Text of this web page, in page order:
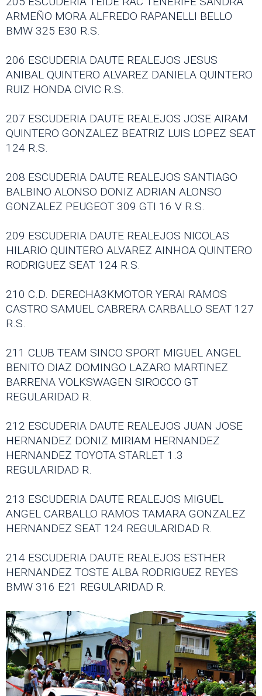
ARMEÑO MORA ALFREDO RAPANELLI BELLO
BMW 325 E30 R.S.
206 ESCUDERIA DAUTE REALEJOS JESUS
ANIBAL QUINTERO ALVAREZ DANIELA QUINTERO
RUIZ HONDA CIVIC R.S.
207 ESCUDERIA DAUTE REALEJOS JOSE AIRAM
QUINTERO GONZALEZ BEATRIZ LUIS LOPEZ SEAT
124 R.S.
208 ESCUDERIA DAUTE REALEJOS SANTIAGO
BALBINO ALONSO DONIZ ADRIAN ALONSO
GONZALEZ PEUGEOT 309 GTI 16 V R.S.
209 ESCUDERIA DAUTE REALEJOS NICOLAS
HILARIO QUINTERO ALVAREZ AINHOA QUINTERO
RODRIGUEZ SEAT 124 R.S.
210 C.D. DERECHA3KMOTOR YERAI RAMOS
CASTRO SAMUEL CABRERA CARBALLO SEAT 127
R.S.
211 CLUB TEAM SINCO SPORT MIGUEL ANGEL
BENITO DIAZ DOMINGO LAZARO MARTINEZ
BARRENA VOLKSWAGEN SIROCCO GT
REGULARIDAD R.
212 ESCUDERIA DAUTE REALEJOS JUAN JOSE
HERNANDEZ DONIZ MIRIAM HERNANDEZ
HERNANDEZ TOYOTA STARLET 1.3
REGULARIDAD R.
213 ESCUDERIA DAUTE REALEJOS MIGUEL
ANGEL CARBALLO RAMOS TAMARA GONZALEZ
HERNANDEZ SEAT 124 REGULARIDAD R.
214 ESCUDERIA DAUTE REALEJOS ESTHER
HERNANDEZ TOSTE ALBA RODRIGUEZ REYES
BMW 316 E21 REGULARIDAD R.